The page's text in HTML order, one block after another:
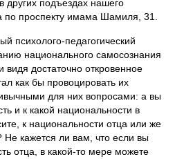
других подъездах нашего
по проспекту имама Шамиля, 31.
психолого-педагогический
национального самосознания
достаточно откровенное
как бы провоцировать их
для них вопросами: а вы
и к какой национальности в
к национальности отца или же
Не кажется ли вам, что если вы
отца, в какой-то мере можете